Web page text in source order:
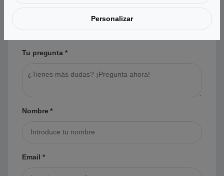
No hay preguntas aún. Sé el primero en hacer
una pregunta acerca de este producto.
Tu pregunta *
Nombre*
Email *
Personalizar